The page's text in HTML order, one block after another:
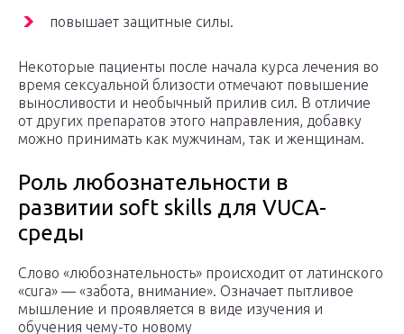
повышает защитные силы.
Некоторые пациенты после начала курса лечения во
время сексуальной близости отмечают повышение
выносливости и необычный прилив сил. В отличие
от других препаратов этого направления, добавку
можно принимать как мужчинам, так и женщинам.
Роль любознательности в
развитии soft skills для VUCA-
среды
Слово «любознательность» происходит от латинского
«cura» — «забота, внимание». Означает пытливое
мышление и проявляется в виде изучения и
обучения чему-то новому